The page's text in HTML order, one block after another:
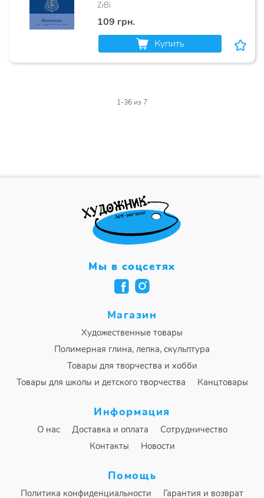
ZiBi
109 грн.
Купить
1-36 из 7
Мы в соцсетях
Магазин
Художественные товары
Полимерная глина, лепка, скульптура
Товары для творчества и хобби
Товары для школы и детского творчества
Канцтовары
Информация
О нас Доставка и оплата
Сотрудничество
Контакты
Новости
Помощь
Политика конфиденциальности Гарантия и возврат